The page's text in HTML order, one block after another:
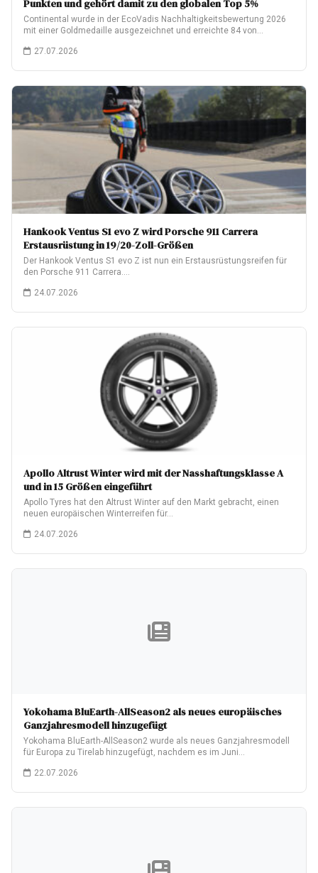
Punkten und gehört damit zu den globalen Top 5%
Continental wurde in der EcoVadis Nachhaltigkeitsbewertung 2026
mit einer Goldmedaille ausgezeichnet und erreichte 84 von…
27.07.2026
Hankook Ventus S1 evo Z wird Porsche 911 Carrera
Erstausrüstung in 19/20-Zoll-Größen
Der Hankook Ventus S1 evo Z ist nun ein Erstausrüstungsreifen für
den Porsche 911 Carrera.…
24.07.2026
Apollo Altrust Winter wird mit der Nasshaftungsklasse A
und in 15 Größen eingeführt
Apollo Tyres hat den Altrust Winter auf den Markt gebracht, einen
neuen europäischen Winterreifen für…
24.07.2026
Yokohama BluEarth-AllSeason2 als neues europäisches
Ganzjahresmodell hinzugefügt
Yokohama BluEarth-AllSeason2 wurde als neues Ganzjahresmodell
für Europa zu Tirelab hinzugefügt, nachdem es im Juni…
22.07.2026